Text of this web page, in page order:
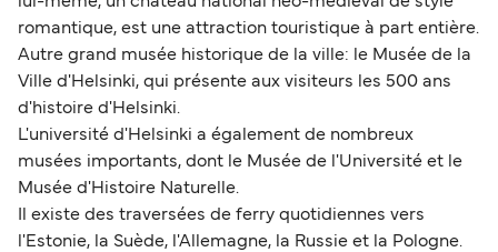
romantique, est une attraction touristique à part entière.
Autre grand musée historique de la ville: le Musée de la
Ville d'Helsinki, qui présente aux visiteurs les 500 ans
d'histoire d'Helsinki.
L'université d'Helsinki a également de nombreux
musées importants, dont le Musée de l'Université et le
Musée d'Histoire Naturelle.
Il existe des traversées de ferry quotidiennes vers
l'Estonie, la Suède, l'Allemagne, la Russie et la Pologne.